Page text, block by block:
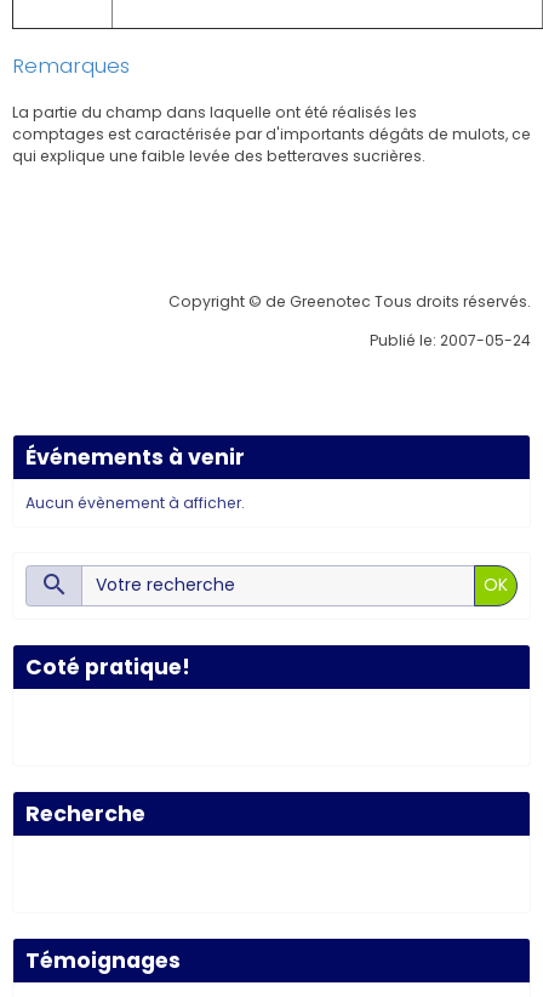
Remarques
La partie du champ dans laquelle ont été réalisés les
comptages est caractérisée par d'importants dégâts de mulots, ce
qui explique une faible levée des betteraves sucrières.
Copyright © de Greenotec Tous droits réservés.
Publié le: 2007-05-24
Événements à venir
Aucun évènement à afficher.
OK
Coté pratique!
Recherche
Témoignages